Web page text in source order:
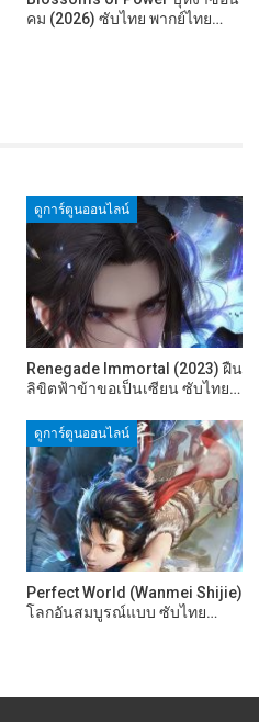
คม (2026) ซับไทย พากย์ไทย…
ดูการ์ตูนออนไลน์
Renegade Immortal (2023) ฝืน
ลิขิตฟ้าข้าขอเป็นเซียน ซับไทย…
ดูการ์ตูนออนไลน์
Perfect World (Wanmei Shijie)
โลกอันสมบูรณ์แบบ ซับไทย…